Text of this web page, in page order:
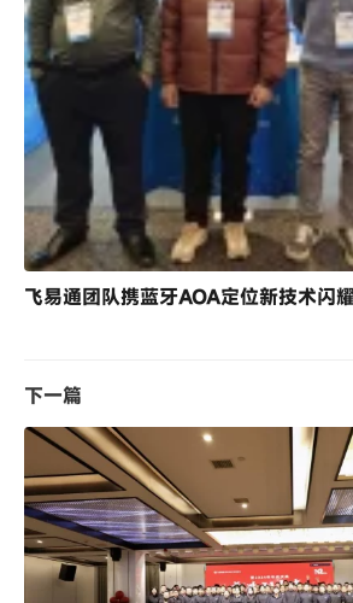
飞易通团队携蓝牙AOA定位新技术闪
下一篇